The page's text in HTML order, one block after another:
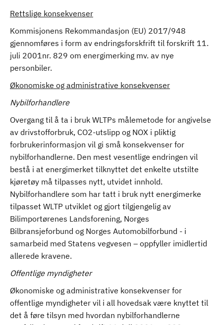
Rettslige konsekvenser
Kommisjonens Rekommandasjon (EU) 2017/948
gjennomføres i form av endringsforskfrift til forskrift 11.
juli 2001nr. 829 om energimerking mv. av nye
personbiler.
Økonomiske og administrative konsekvenser
Nybilforhandlere
Overgang til å ta i bruk WLTPs målemetode for angivelse
av drivstofforbruk, CO2-utslipp og NOX i pliktig
forbrukerinformasjon vil gi små konsekvenser for
nybilforhandlerne. Den mest vesentlige endringen vil
bestå i at energimerket tilknyttet det enkelte utstilte
kjøretøy må tilpasses nytt, utvidet innhold.
Nybilforhandlere som har tatt i bruk nytt energimerke
tilpasset WLTP utviklet og gjort tilgjengelig av
Bilimportørenes Landsforening, Norges
Bilbransjeforbund og Norges Automobilforbund - i
samarbeid med Statens vegvesen – oppfyller imidlertid
allerede kravene.
Offentlige myndigheter
Økonomiske og administrative konsekvenser for
offentlige myndigheter vil i all hovedsak være knyttet til
det å føre tilsyn med hvordan nybilforhandlerne